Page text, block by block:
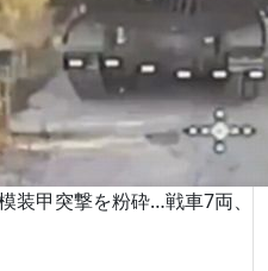
装甲突撃を粉砕…戦車7両、